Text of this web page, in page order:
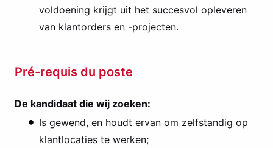
voldoening krijgt uit het succesvol opleveren
van klantorders en -projecten.
Pré-requis du poste
De kandidaat die wij zoeken:
Is gewend, en houdt ervan om zelfstandig op
klantlocaties te werken;